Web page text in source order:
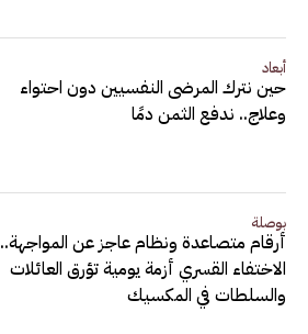
أبعاد
حين نترك المرضى النفسيين دون احتواء
وعلاج.. ندفع الثمن دمًا
بوصلة
أرقام متصاعدة ونظام عاجز عن المواجهة..
الاختفاء القسري أزمة يومية تؤرق العائلات
والسلطات في المكسيك